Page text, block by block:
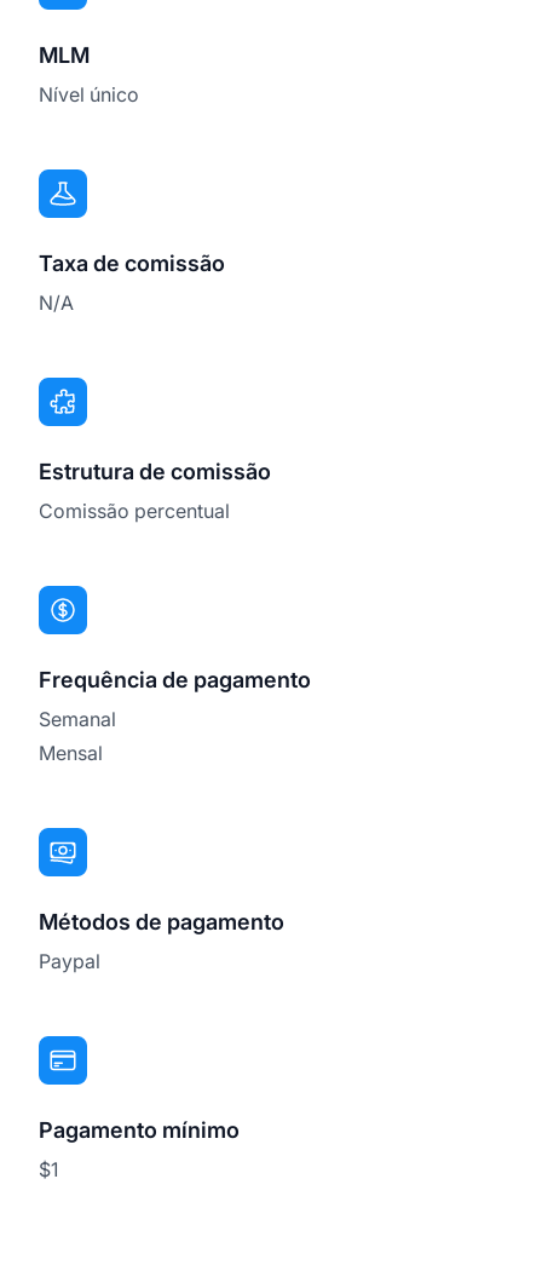
MLM
Nível único
Taxa de comissão
N/A
Estrutura de comissão
Comissão percentual
Frequência de pagamento
Semanal
Mensal
Métodos de pagamento
Paypal
Pagamento mínimo
$1